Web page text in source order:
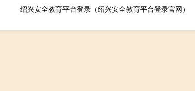
绍兴安全教育平台登录（绍兴安全教育平台登录官网）